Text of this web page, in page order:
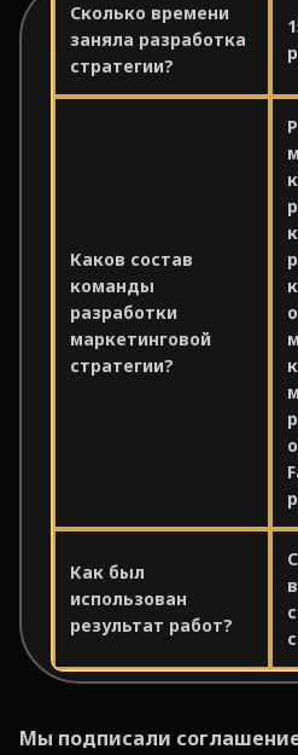
Сколько времени
заняла разработка
стратегии?
Каков состав
команды
разработки
маркетинговой
стратегии?
Как был
использован
результат работ?
Мы подписали